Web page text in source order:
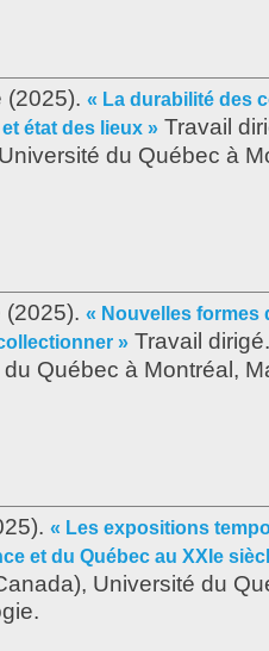
(2025). « La durabilité des
état des lieux » Travail
du Québec à
(2025). « Nouvelles formes
» Travail
Québec à Montréal,
« Les expositions
et du Québec au XXIe
Université du